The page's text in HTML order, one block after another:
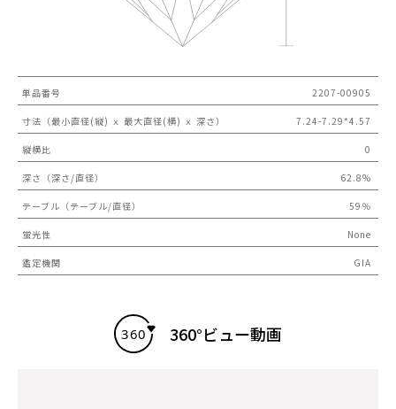
単品番号 2207-00905
寸法（最小直径(縦) ｘ 最大直径(横) ｘ 深さ） 7.24-7.29*4.57
縦横比 0
深さ（深さ/直径） 62.8%
テーブル（テーブル/直径） 59％
蛍光性 None
鑑定機関 GIA
360°ビュー動画